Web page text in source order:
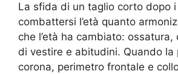
La sfida di un taglio corto dopo
combattersi l’età quanto
che l’età ha cambiato:
di vestire e abitudini. Quando la
corona, perimetro frontale e